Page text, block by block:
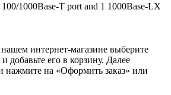
1000Base-T port and 1 1000Base-LX
интернет-магазине выберите
добавьте его в корзину. Далее
нажмите на «Оформить заказ» или